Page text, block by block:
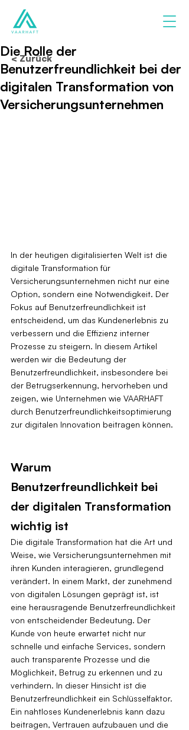
Die Rolle der
Benutzerfreundlichkeit bei der
digitalen Transformation von
Versicherungsunternehmen
In der heutigen digitalisierten Welt ist die
digitale Transformation für
Versicherungsunternehmen nicht nur eine
Option, sondern eine Notwendigkeit. Der
Fokus auf Benutzerfreundlichkeit ist
entscheidend, um das Kundenerlebnis zu
verbessern und die Effizienz interner
Prozesse zu steigern. In diesem Artikel
werden wir die Bedeutung der
Benutzerfreundlichkeit, insbesondere bei
der Betrugserkennung, hervorheben und
zeigen, wie Unternehmen wie VAARHAFT
durch Benutzerfreundlichkeitsoptimierung
zur digitalen Innovation beitragen können.
Warum
Benutzerfreundlichkeit bei
der digitalen Transformation
wichtig ist
Die digitale Transformation hat die Art und
Weise, wie Versicherungsunternehmen mit
ihren Kunden interagieren, grundlegend
verändert. In einem Markt, der zunehmend
von digitalen Lösungen geprägt ist, ist
eine herausragende Benutzerfreundlichkeit
von entscheidender Bedeutung. Der
Kunde von heute erwartet nicht nur
schnelle und einfache Services, sondern
auch transparente Prozesse und die
Möglichkeit, Betrug zu erkennen und zu
verhindern. In dieser Hinsicht ist die
Benutzerfreundlichkeit ein Schlüsselfaktor.
Ein nahtloses Kundenerlebnis kann dazu
beitragen, Vertrauen aufzubauen und die
< Zurück